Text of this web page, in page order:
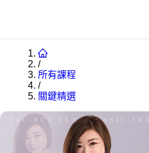
/
所有課程
/
關鍵精選